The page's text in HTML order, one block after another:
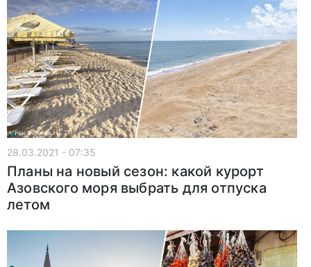
28.03.2021 - 07:35
Планы на новый сезон: какой курорт
Азовского моря выбрать для отпуска
летом